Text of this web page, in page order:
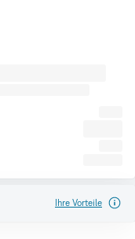
Ihre Vorteile